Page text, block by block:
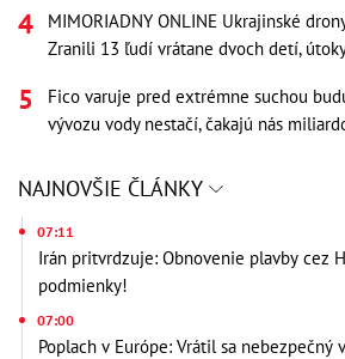
MIMORIADNY ONLINE Ukrajinské
Zranili 13 ľudí vrátane dvoch detí,
Fico varuje pred extrémne suchou
vývozu vody nestačí, čakajú nás
NAJNOVŠIE ČLÁNKY
07:11
Irán pritvrdzuje: Obnovenie plavby cez
podmienky!
07:00
Poplach v Európe: Vrátil sa nebezpečný